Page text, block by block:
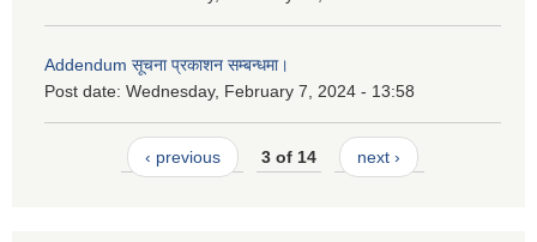
Addendum सूचना प्रकाशन सम्बन्धमा।
Post date: Wednesday, February 7, 2024 - 13:58
‹ previous 3 of 14 next ›